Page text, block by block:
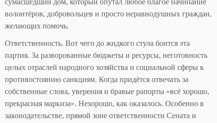
сумасшедший дом, который опутал любое благое начинание
волонтёров, добровольцев и просто неравнодушных граждан,
желающих помочь.
Ответственность. Вот чего до жидкого стула боится эта
партия. За разворованные бюджеты и ресурсы, неготовность
целых отраслей народного хозяйства и социальной сферы к
противостоянию санкциям. Когда придётся отвечать за
собственные слова, уверения и бравые рапорты «всё хорошо,
прекрасная маркиза». Нехорошо, как оказалось. Особенно в
законодательстве, прямой зоне ответственности Сената и